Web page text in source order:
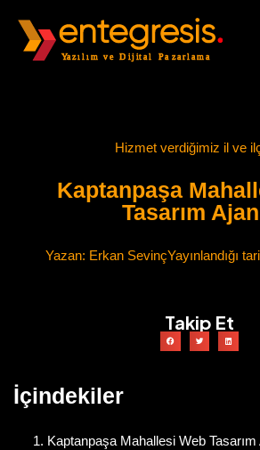
Hizmet verdiğimiz il ve
Kaptanpaşa
Tasarım
Yazan: Erkan SevinçYayınlandığı
Takip Et
İçindekiler
Kaptanpaşa Mahallesi Web Tasarım